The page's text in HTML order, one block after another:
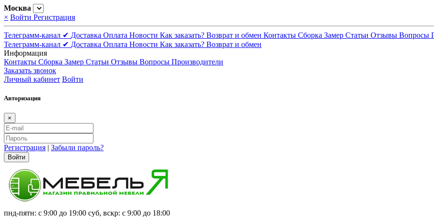
Москва
× Войти Регистрация
Телеграмм-канал ✔ Доставка Оплата Новости Как заказать? Возврат и обмен Контакты Сборка Замер Статьи Отзывы Вопросы
Телеграмм-канал ✔ Доставка Оплата Новости Как заказать? Возврат и обмен
Информация
Контакты Сборка Замер Статьи Отзывы Вопросы Производители
Заказать звонок
Личный кабинет Войти
Авторизация
×
Регистрация | Забыли пароль?
Войти
пнд-пятн: с 9:00 до 19:00 суб, вскр: с 9:00 до 18:00